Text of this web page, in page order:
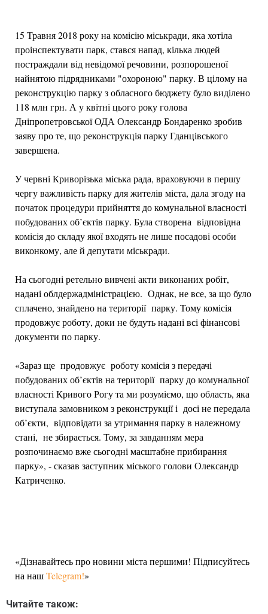
15 Травня 2018 року на комісію міськради, яка хотіла
проінспектувати парк, стався напад, кілька людей
постраждали від невідомої речовини, розпорошеної
найнятою підрядниками "охороною" парку. В цілому на
реконструкцію парку з обласного бюджету було виділено
118 млн грн. А у квітні цього року голова
Дніпропетровської ОДА Олександр Бондаренко зробив
заяву про те, що реконструкція парку Гданцівського
завершена.
У червні Криворізька міська рада, враховуючи в першу
чергу важливість парку для жителів міста, дала згоду на
початок процедури прийняття до комунальної власності
побудованих об’єктів парку. Була створена відповідна
комісія до складу якої входять не лише посадові особи
виконкому, але й депутати міськради.
На сьогодні ретельно вивчені акти виконаних робіт,
надані облдержадміністрацією. Однак, не все, за що було
сплачено, знайдено на території парку. Тому комісія
продовжує роботу, доки не будуть надані всі фінансові
документи по парку.
«Зараз ще продовжує роботу комісія з передачі
побудованих об’єктів на території парку до комунальної
власності Кривого Рогу та ми розуміємо, що область, яка
виступала замовником з реконструкції і досі не передала
об’єкти, відповідати за утримання парку в належному
стані, не збирається. Тому, за завданням мера
розпочинаємо вже сьогодні масштабне прибирання
парку», - сказав заступник міського голови Олександр
Катриченко.
«Дізнавайтесь про новини міста першими! Підписуйтесь
на нашTelegram!»
Читайте також: